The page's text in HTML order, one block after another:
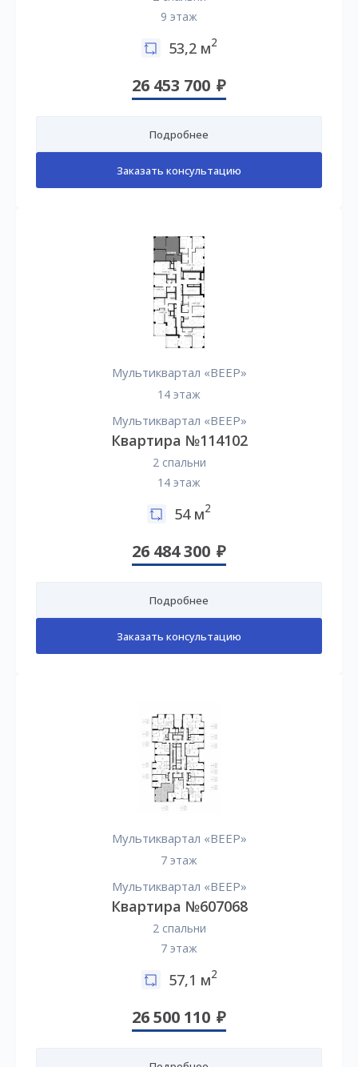
9 этаж
53,2 м2
26 453 700
Подробнее
Заказать консультацию
Мультиквартал «ВЕЕР»
14 этаж
Мультиквартал «ВЕЕР»
Квартира №114102
2 спальни
14 этаж
54 м2
26 484 300
Подробнее
Заказать консультацию
Мультиквартал «ВЕЕР»
7 этаж
Мультиквартал «ВЕЕР»
Квартира №607068
2 спальни
7 этаж
57,1 м2
26 500 110